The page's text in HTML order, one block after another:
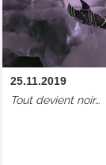
25.11.2019
Tout devient noir…